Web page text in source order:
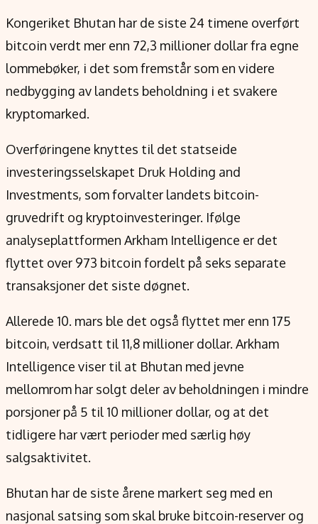
Kontakt oss
Etiske retningslinjer
Verdensnyheter
Alt om penger på engelsk
Kongeriket Bhutan har de siste 24 timene overført
bitcoin verdt mer enn 72,3 millioner dollar fra egne
lommebøker, i det som fremstår som en videre
nedbygging av landets beholdning i et svakere
kryptomarked.
Overføringene knyttes til det statseide
investeringsselskapet Druk Holding and
Investments, som forvalter landets bitcoin-
gruvedrift og kryptoinvesteringer. Ifølge
analyseplattformen Arkham Intelligence er det
flyttet over 973 bitcoin fordelt på seks separate
transaksjoner det siste døgnet.
Allerede 10. mars ble det også flyttet mer enn 175
bitcoin, verdsatt til 11,8 millioner dollar. Arkham
Intelligence viser til at Bhutan med jevne
mellomrom har solgt deler av beholdningen i mindre
porsjoner på 5 til 10 millioner dollar, og at det
tidligere har vært perioder med særlig høy
salgsaktivitet.
Bhutan har de siste årene markert seg med en
nasjonal satsing som skal bruke bitcoin-reserver og